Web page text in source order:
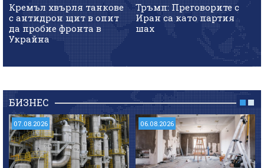
Кремъл хвърля танкове
с антидрон щит в опит
да пробие фронта в
Украйна
Тръмп: Преговорите с
Иран са като партия
шах
БИЗНЕС
07.08.2026 06.08.2026